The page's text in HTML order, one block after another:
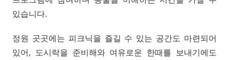
있습니다.
정원 곳곳에는 피크닉을 즐길 수 있는 공간도 마련되어
있어, 도시락을 준비해와 여유로운 한때를 보내기에도